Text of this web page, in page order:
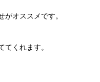
オススメです。
てくれます。